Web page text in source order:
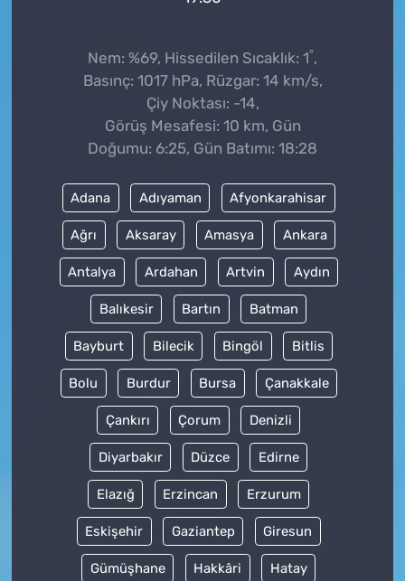
Nem: %69, Hissedilen Sıcaklık: 1°,
Basınç: 1017 hPa, Rüzgar: 14 km/s,
Çiy Noktası: -14,
Görüş Mesafesi: 10 km, Gün
Doğumu: 6:25, Gün Batımı: 18:28
Adana Adıyaman Afyonkarahisar
Ağrı Aksaray Amasya Ankara
Antalya Ardahan Artvin Aydın
Balıkesir Bartın Batman
Bayburt Bilecik Bingöl Bitlis
Bolu Burdur Bursa Çanakkale
Çankırı Çorum Denizli
Diyarbakır Düzce Edirne
Elazığ Erzincan Erzurum
Eskişehir Gaziantep Giresun
Gümüşhane Hakkâri Hatay